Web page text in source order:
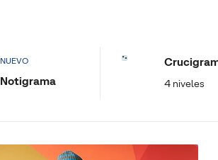
NUEVO
Notigrama 4 niveles